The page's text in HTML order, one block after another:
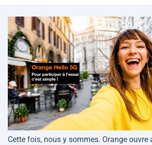
Cette fois, nous y sommes. Orange ouvre